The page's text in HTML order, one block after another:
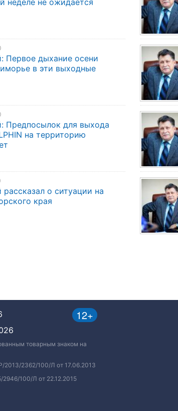
неделе не ожидается
Первое дыхание осени
в эти выходные
Предпосылок для выхода
на территорию
о ситуации на
края
12+
товарным знаком на
2362/100/Л от 17.06.2013
100/Л от 22.12.2015